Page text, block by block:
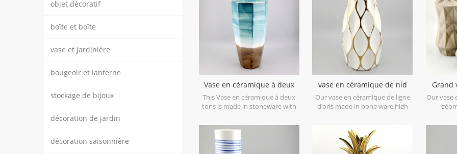
objet décoratif
boîte et boîte
vase et jardinière
bougeoir et lanterne
stockage de bijoux
décoration de jardin
décoration saisonnière
Vase en céramique à deux
tons
This Vase en céramique à deux
tons is made in stoneware with
two tone colors,it is hand crafted
so the color is variance,two size
options with 19.7''h and 16.7''h.
vase en céramique de nid
d'abeilles de lignes d'or blanc
Our vase en céramique de ligne
d'oris made in bone ware,high
Grand
Our vase
material
hand-